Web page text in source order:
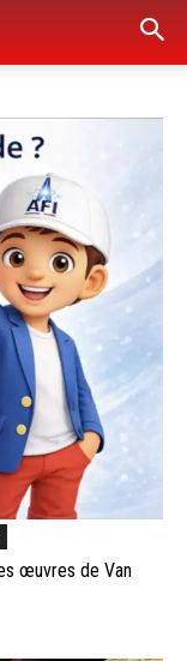
œuvres de Van